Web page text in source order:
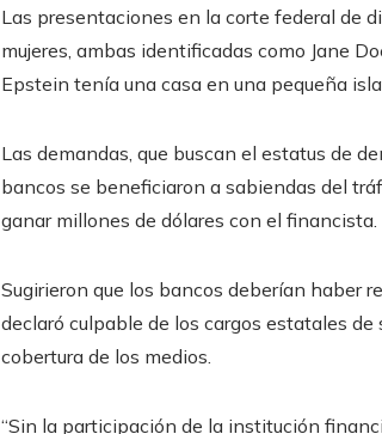
Las presentaciones en la corte federal de
mujeres, ambas identificadas como Jane
Epstein tenía una casa en una pequeña
Las demandas, que buscan el estatus de
bancos se beneficiaron a sabiendas del
ganar millones de dólares con el financista.
Sugirieron que los bancos deberían haber
declaró culpable de los cargos estatales
cobertura de los medios.
“Sin la participación de la institución